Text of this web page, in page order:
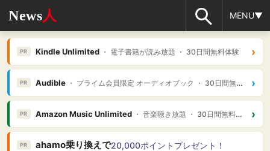
News人 MENU▼
PR Kindle Unlimited・ 電子書籍が読み放題 ・ 30日間無料体験 ›
PR Audible・ プライム会員限定 オーディオブック ・ 30日間無料体験 ›
PR Amazon Music Unlimited・ 音楽聴き放題 ・ 30日間無料体験 ›
PR ahamo乗り換えで20,000ポイントプレゼント！